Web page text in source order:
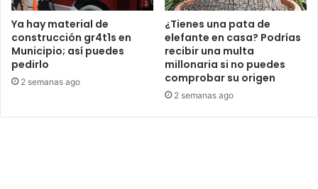
Ya hay material de
construcción gr4t1s en
Municipio; así puedes
pedirlo
2 semanas ago
¿Tienes una pata de
elefante en casa? Podrías
recibir una multa
millonaria si no puedes
comprobar su origen
2 semanas ago